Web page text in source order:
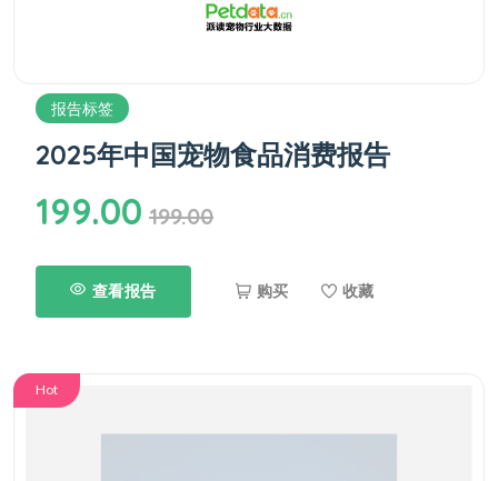
报告标签
2025年中国宠物食品消费报告
199.00 199.00
查看报告 购买 收藏
Hot